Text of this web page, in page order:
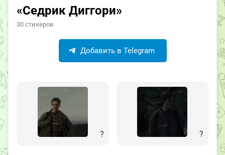
«Седрик Диггори»
30 стикеров
Добавить в Telegram
? ?